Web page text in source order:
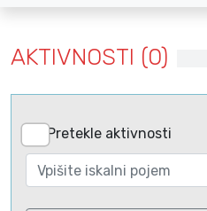
AKTIVNOSTI (0)
Pretekle aktivnosti